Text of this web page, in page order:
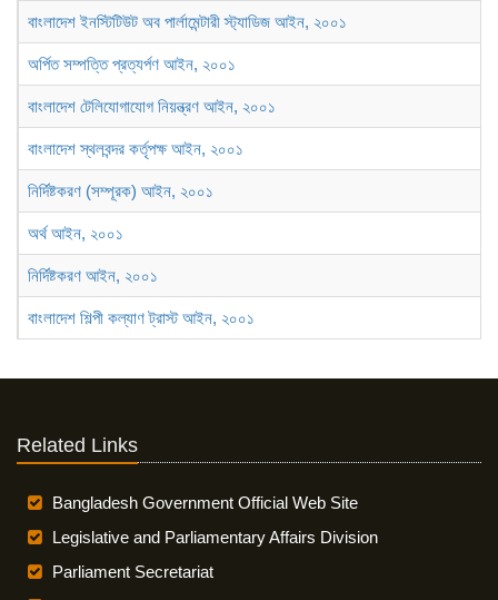
বাংলাদেশ ইনস্টিটিউট অব পার্লামেন্টারী স্ট্যাডিজ আইন, ২০০১
অর্পিত সম্পত্তি প্রত্যর্পণ আইন, ২০০১
বাংলাদেশ টেলিযোগাযোগ নিয়ন্ত্রণ আইন, ২০০১
বাংলাদেশ স্থলবন্দর কর্তৃপক্ষ আইন, ২০০১
নির্দিষ্টকরণ (সম্পূরক) আইন, ২০০১
অর্থ আইন, ২০০১
নির্দিষ্টকরণ আইন, ২০০১
বাংলাদেশ শিল্পী কল্যাণ ট্রাস্ট আইন, ২০০১
Related Links
Bangladesh Government Official Web Site
Legislative and Parliamentary Affairs Division
Parliament Secretariat